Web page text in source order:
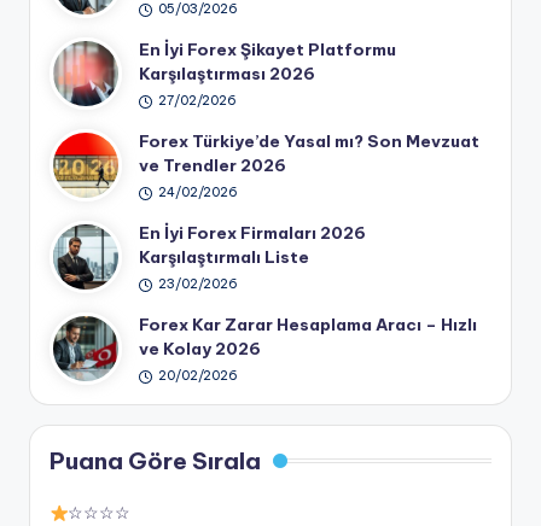
05/03/2026
En İyi Forex Şikayet Platformu
Karşılaştırması 2026
27/02/2026
Forex Türkiye’de Yasal mı? Son Mevzuat
ve Trendler 2026
24/02/2026
En İyi Forex Firmaları 2026
Karşılaştırmalı Liste
23/02/2026
Forex Kar Zarar Hesaplama Aracı – Hızlı
ve Kolay 2026
20/02/2026
Puana Göre Sırala
☆☆☆☆